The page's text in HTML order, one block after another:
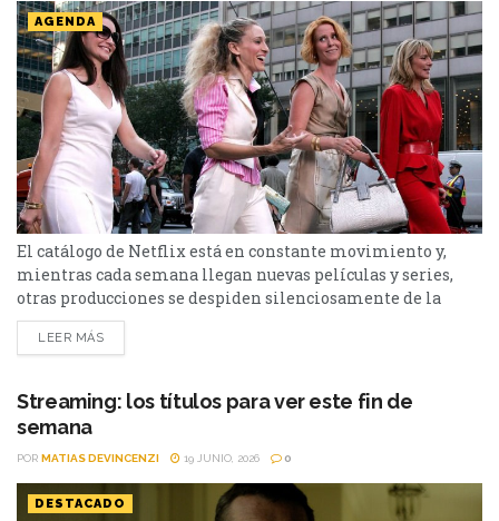
AGENDA
El catálogo de Netflix está en constante movimiento y,
mientras cada semana llegan nuevas películas y series,
otras producciones se despiden silenciosamente de la
plataforma. Esta vez, tres títulos muy diferentes entre sí
abandonarán el servicio en los próximos días: El bosque,
pendientes o pensabas volver a verlas,...
LEER MÁS
Streaming: los títulos para ver este fin de
semana
POR MATIAS DEVINCENZI 19 JUNIO, 2026 0
DESTACADO